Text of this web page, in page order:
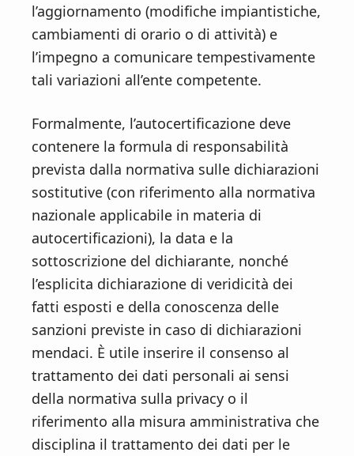
l’aggiornamento (modifiche impiantistiche,
cambiamenti di orario o di attività) e
l’impegno a comunicare tempestivamente
tali variazioni all’ente competente.
Formalmente, l’autocertificazione deve
contenere la formula di responsabilità
prevista dalla normativa sulle dichiarazioni
sostitutive (con riferimento alla normativa
nazionale applicabile in materia di
autocertificazioni), la data e la
sottoscrizione del dichiarante, nonché
l’esplicita dichiarazione di veridicità dei
fatti esposti e della conoscenza delle
sanzioni previste in caso di dichiarazioni
mendaci. È utile inserire il consenso al
trattamento dei dati personali ai sensi
della normativa sulla privacy o il
riferimento alla misura amministrativa che
disciplina il trattamento dei dati per le